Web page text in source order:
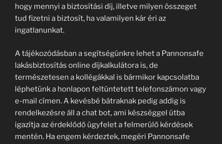
hogy mennyi a biztosítási díj, illetve milyen összeget
tud fizetni a biztosít, ha valamilyen kár éri az
ingatlanunkat.
A tájékozódásban a segítségünkre lehet a Pannonsafe
lakásbiztosítás online díjkalkulátora is, de
természetesen a kollégákkal is bármikor kapcsolatba
léphetünk a honlapon feltüntetett telefonszámon vagy
e-mail címen. A kevésbé bátraknak pedig addig is
rendelkezésre áll a chat bot, ami készséggel útba
igazítja az érdeklődő ügyfelet a felmerülő kérdések
mentén. Ha engem kérdeztek, megéri Pannonsafe